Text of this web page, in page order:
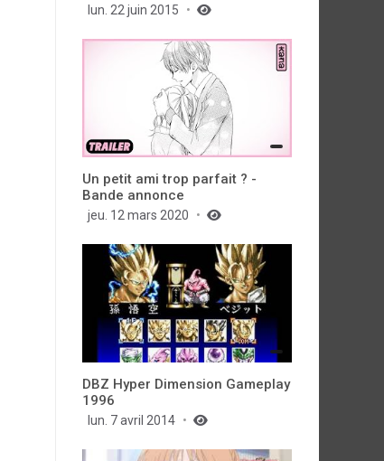
lun. 22 juin 2015
Un petit ami trop parfait ? -
Bande annonce
jeu. 12 mars 2020
DBZ Hyper Dimension Gameplay
1996
lun. 7 avril 2014